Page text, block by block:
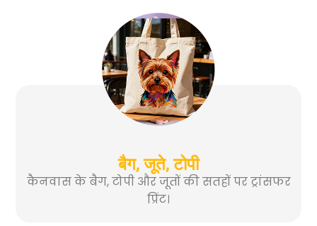
बैग, जूते, टोपी
कैनवास के बैग, टोपी और जूतों की सतहों पर ट्रांसफर
प्रिंट।